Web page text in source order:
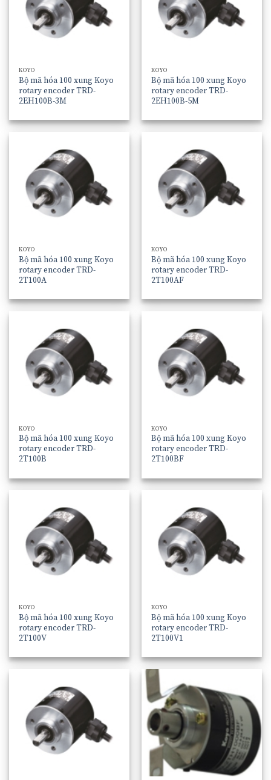
KOYO
Bộ mã hóa 100 xung Koyo
rotary encoder TRD-
2EH100B-3M
KOYO
Bộ mã hóa 100 xung Koyo
rotary encoder TRD-
2EH100B-5M
KOYO
Bộ mã hóa 100 xung Koyo
rotary encoder TRD-
2T100A
KOYO
Bộ mã hóa 100 xung Koyo
rotary encoder TRD-
2T100AF
KOYO
Bộ mã hóa 100 xung Koyo
rotary encoder TRD-
2T100B
KOYO
Bộ mã hóa 100 xung Koyo
rotary encoder TRD-
2T100BF
KOYO
Bộ mã hóa 100 xung Koyo
rotary encoder TRD-
2T100V
KOYO
Bộ mã hóa 100 xung Koyo
rotary encoder TRD-
2T100V1